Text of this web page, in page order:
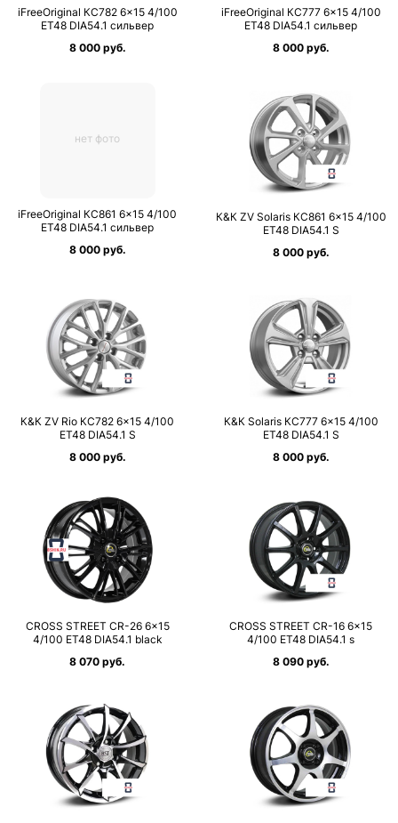
iFreeOriginal КС782 6×15 4/100
ET48 DIA54.1 сильвер
8 000 руб.
iFreeOriginal КС777 6×15 4/100
ET48 DIA54.1 сильвер
8 000 руб.
нет фото
iFreeOriginal КС861 6×15 4/100
ET48 DIA54.1 сильвер
8 000 руб.
К&К ZV Solaris КС861 6×15 4/100
ET48 DIA54.1 S
8 000 руб.
К&К ZV Rio КС782 6×15 4/100
ET48 DIA54.1 S
8 000 руб.
К&К Solaris КС777 6×15 4/100
ET48 DIA54.1 S
8 000 руб.
CROSS STREET CR-26 6×15
4/100 ET48 DIA54.1 black
8 070 руб.
CROSS STREET CR-16 6×15
4/100 ET48 DIA54.1 s
8 090 руб.